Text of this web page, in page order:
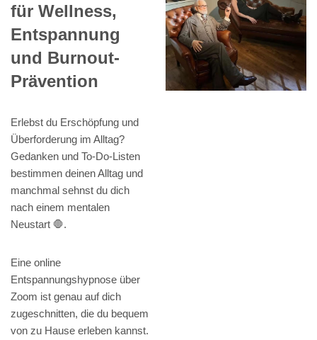
für Wellness,
Entspannung
und Burnout-
Prävention
Erlebst du Erschöpfung und
Überforderung im Alltag?
Gedanken und To-Do-Listen
bestimmen deinen Alltag und
manchmal sehnst du dich
nach einem mentalen
Neustart 🛑.
Eine online
Entspannungshypnose über
Zoom ist genau auf dich
zugeschnitten, die du bequem
von zu Hause erleben kannst.